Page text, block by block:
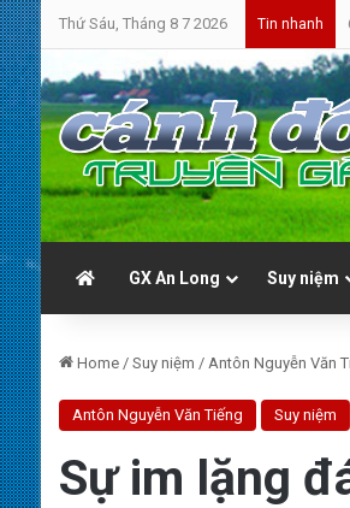
Thứ Sáu, Tháng 8 7 2026 Tin nhanh
GX An Long Suy niệm
Home / Suy niệm / Antôn Nguyễn Văn
Antôn Nguyễn Văn Tiếng Suy niệm
Sự im lặng